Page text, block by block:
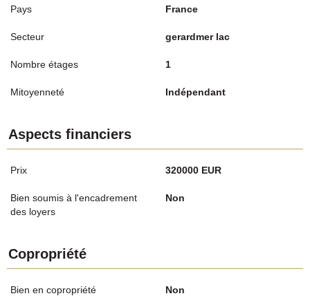
Pays France
Secteur gerardmer lac
Nombre étages 1
Mitoyenneté Indépendant
Aspects financiers
Prix 320000 EUR
Bien soumis à l'encadrement
des loyers
Non
Copropriété
Bien en copropriété Non